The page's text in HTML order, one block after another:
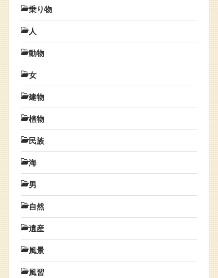
乗り物
人
動物
女
建物
植物
民族
海
男
自然
遺産
風景
風習